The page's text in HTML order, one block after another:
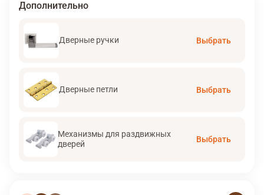
Дополнительно
Дверные ручки Выбрать
Дверные петли Выбрать
Механизмы для раздвижных
дверей
Выбрать